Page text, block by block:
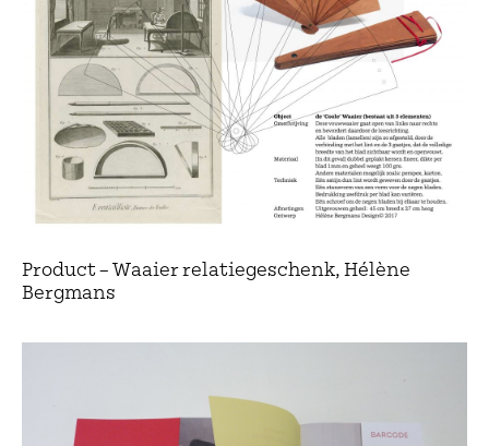
Product – Waaier relatiegeschenk, Hélène
Bergmans